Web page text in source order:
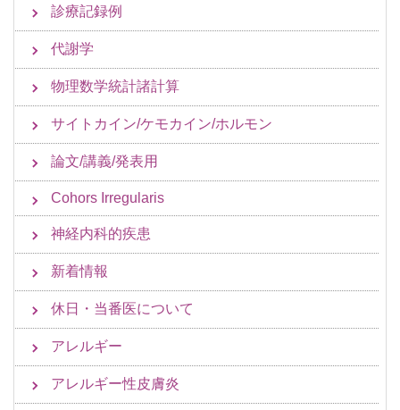
診療記録例
代謝学
物理数学統計諸計算
サイトカイン/ケモカイン/ホルモン
論文/講義/発表用
Cohors Irregularis
神経内科的疾患
新着情報
休日・当番医について
アレルギー
アレルギー性皮膚炎